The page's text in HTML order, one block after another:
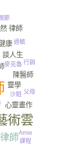
術雲
師
靈學
心靈畫作
律師
談人生
康
陳醫師
沙姐
麥克魯
父母
課程
過敏
節
行銷
Amie